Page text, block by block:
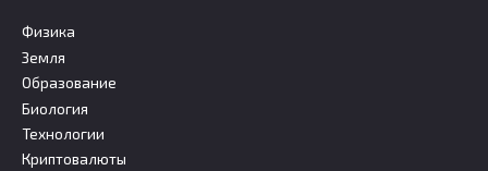
Физика
Земля
Образование
Биология
Технологии
Криптовалюты